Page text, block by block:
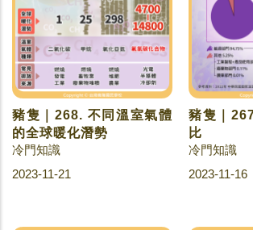
豬隻｜268. 不同溫室氣體
的全球暖化潛勢
冷門知識
2023-11-21
豬隻｜
比
冷門知識
2023-11-16